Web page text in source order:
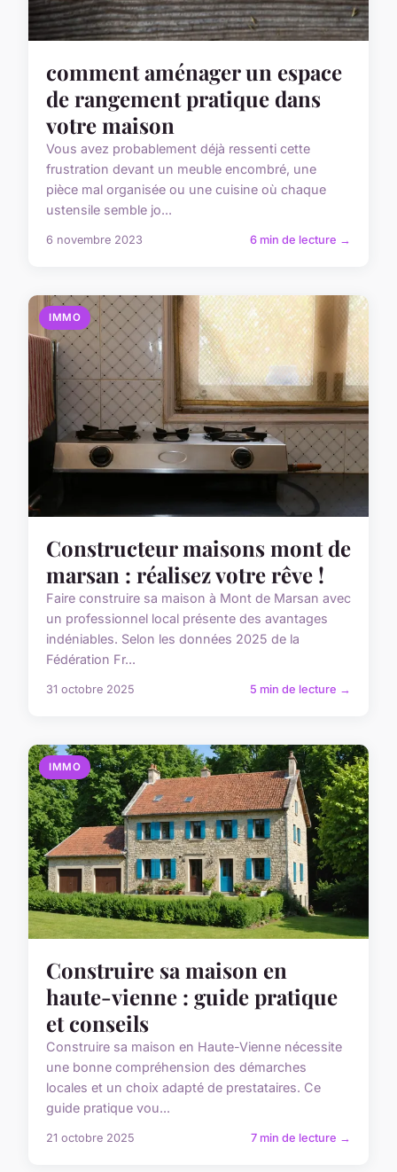
comment aménager un espace
de rangement pratique dans
votre maison
Vous avez probablement déjà ressenti cette
frustration devant un meuble encombré, une
pièce mal organisée ou une cuisine où chaque
ustensile semble jo...
6 novembre 2023 6 min de lecture →
IMMO
Constructeur maisons mont de
marsan : réalisez votre rêve !
Faire construire sa maison à Mont de Marsan avec
un professionnel local présente des avantages
indéniables. Selon les données 2025 de la
Fédération Fr...
31 octobre 2025 5 min de lecture →
IMMO
Construire sa maison en
haute-vienne : guide pratique
et conseils
Construire sa maison en Haute-Vienne nécessite
une bonne compréhension des démarches
locales et un choix adapté de prestataires. Ce
guide pratique vou...
21 octobre 2025 7 min de lecture →